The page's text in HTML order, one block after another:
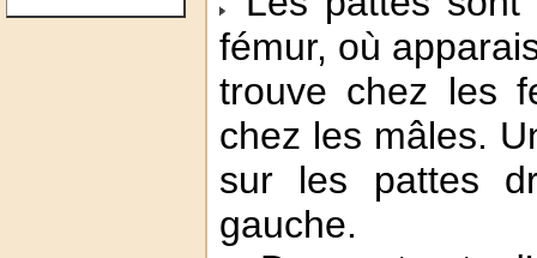
fémur, où
trouve chez les
chez les mâles.
sur les pattes
gauche.